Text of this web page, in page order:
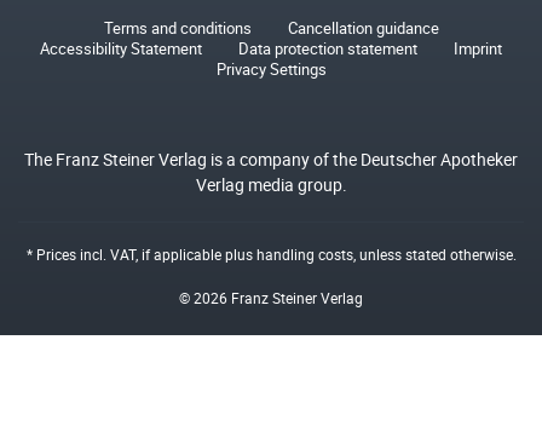
Terms and conditions
Cancellation guidance
Accessibility Statement
Data protection statement
Imprint
Privacy Settings
The Franz Steiner Verlag is a company of the Deutscher Apotheker
Verlag media group.
* Prices incl. VAT, if applicable plushandling costs, unless stated otherwise.
© 2026 Franz Steiner Verlag